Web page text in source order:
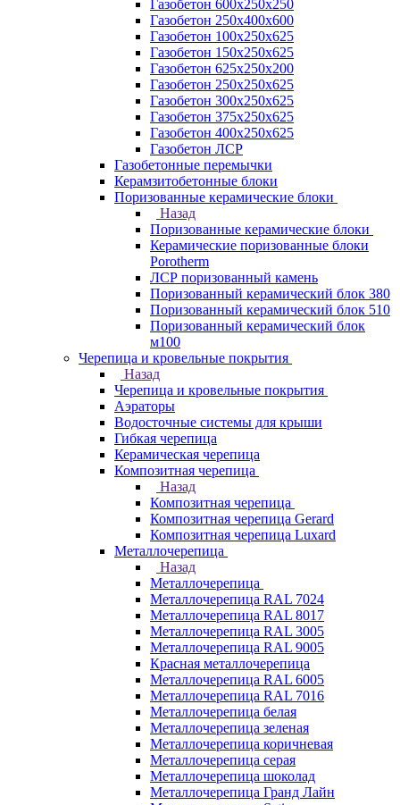
Газобетон 600x250x250
Газобетон 250x400x600
Газобетон 100х250х625
Газобетон 150х250х625
Газобетон 625х250х200
Газобетон 250х250х625
Газобетон 300х250х625
Газобетон 375х250х625
Газобетон 400х250х625
Газобетон ЛСР
Газобетонные перемычки
Керамзитобетонные блоки
Поризованные керамические блоки
Назад
Поризованные керамические блоки
Керамические поризованные блоки
Porotherm
ЛСР поризованный камень
Поризованный керамический блок 380
Поризованный керамический блок 510
Поризованный керамический блок
м100
Черепица и кровельные покрытия
Назад
Черепица и кровельные покрытия
Аэраторы
Водосточные системы для крыши
Гибкая черепица
Керамическая черепица
Композитная черепица
Назад
Композитная черепица
Композитная черепица Gerard
Композитная черепица Luxard
Металлочерепица
Назад
Металлочерепица
Металлочерепица RAL 7024
Металлочерепица RAL 8017
Металлочерепица RAL 3005
Металлочерепица RAL 9005
Красная металлочерепица
Металлочерепица RAL 6005
Металлочерепица RAL 7016
Металлочерепица белая
Металлочерепица зеленая
Металлочерепица коричневая
Металлочерепица серая
Металлочерепица шоколад
Металлочерепица Гранд Лайн